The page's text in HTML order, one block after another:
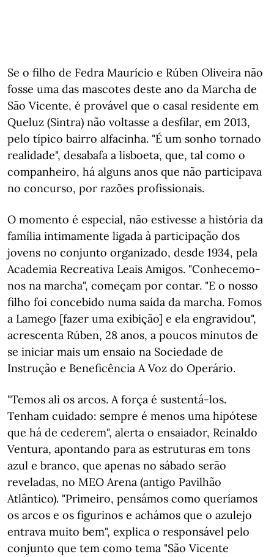
Se o filho de Fedra Maurício e Rúben Oliveira não
fosse uma das mascotes deste ano da Marcha de
São Vicente, é provável que o casal residente em
Queluz (Sintra) não voltasse a desfilar, em 2013,
pelo típico bairro alfacinha. "É um sonho tornado
realidade", desabafa a lisboeta, que, tal como o
companheiro, há alguns anos que não participava
no concurso, por razões profissionais.
O momento é especial, não estivesse a história da
família intimamente ligada à participação dos
jovens no conjunto organizado, desde 1934, pela
Academia Recreativa Leais Amigos. "Conhecemo-
nos na marcha", começam por contar. "E o nosso
filho foi concebido numa saída da marcha. Fomos
a Lamego [fazer uma exibição] e ela engravidou",
acrescenta Rúben, 28 anos, a poucos minutos de
se iniciar mais um ensaio na Sociedade de
Instrução e Beneficência A Voz do Operário.
"Temos ali os arcos. A força é sustentá-los.
Tenham cuidado: sempre é menos uma hipótese
que há de cederem", alerta o ensaiador, Reinaldo
Ventura, apontando para as estruturas em tons
azul e branco, que apenas no sábado serão
reveladas, no MEO Arena (antigo Pavilhão
Atlântico). "Primeiro, pensámos como queríamos
os arcos e os figurinos e achámos que o azulejo
entrava muito bem", explica o responsável pelo
conjunto que tem como tema "São Vicente